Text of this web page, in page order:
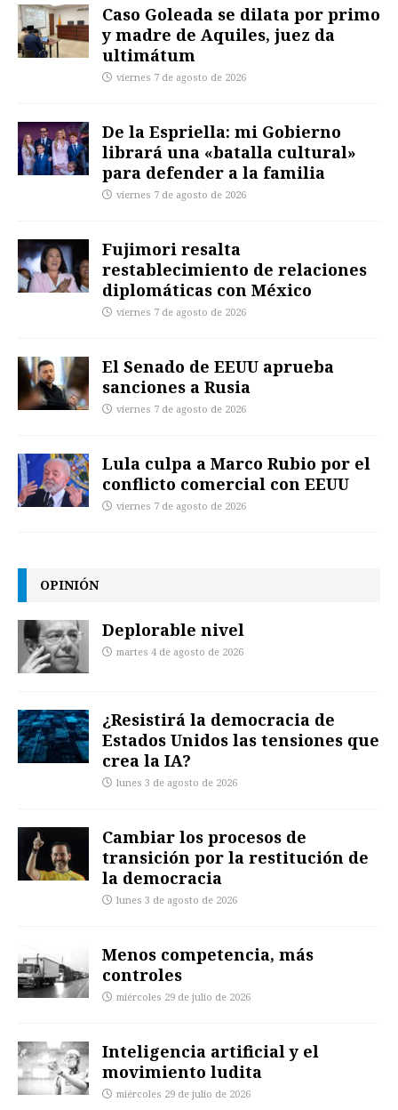
Caso Goleada se dilata por primo
y madre de Aquiles, juez da
ultimátum
viernes 7 de agosto de 2026
De la Espriella: mi Gobierno
librará una «batalla cultural»
para defender a la familia
viernes 7 de agosto de 2026
Fujimori resalta
restablecimiento de relaciones
diplomáticas con México
viernes 7 de agosto de 2026
El Senado de EEUU aprueba
sanciones a Rusia
viernes 7 de agosto de 2026
Lula culpa a Marco Rubio por el
conflicto comercial con EEUU
viernes 7 de agosto de 2026
OPINIÓN
Deplorable nivel
martes 4 de agosto de 2026
¿Resistirá la democracia de
Estados Unidos las tensiones que
crea la IA?
lunes 3 de agosto de 2026
Cambiar los procesos de
transición por la restitución de
la democracia
lunes 3 de agosto de 2026
Menos competencia, más
controles
miércoles 29 de julio de 2026
Inteligencia artificial y el
movimiento ludita
miércoles 29 de julio de 2026